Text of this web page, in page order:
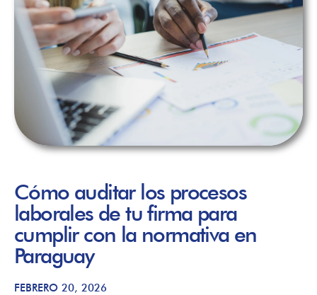
Cómo auditar los procesos
laborales de tu firma para
cumplir con la normativa en
Paraguay
FEBRERO 20, 2026